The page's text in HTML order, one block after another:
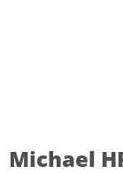
Michael